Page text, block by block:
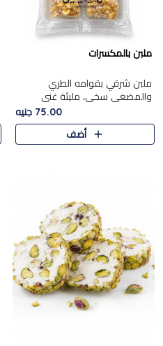
ملبن بالمكسرات
ملبن شرقي بقوامه الطري
والمضغي سخي، مليئة غني
بتشكيلة فاخرة من المكسرات
مشكلة المختارة التي تقدم تضيف
قرمشة مميزة مرضية ونكهة
75.00 جنيه
أضف